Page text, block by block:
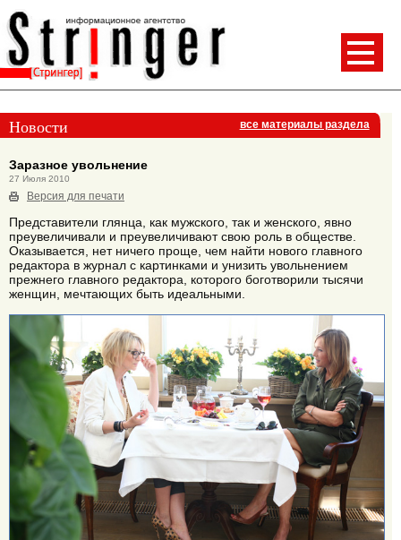
Новости все материалы раздела
Заразное увольнение
27 Июля 2010
Версия для печати
Представители глянца, как мужского, так и женского, явно
преувеличивали и преувеличивают свою роль в обществе.
Оказывается, нет ничего проще, чем найти нового главного
редактора в журнал с картинками и унизить увольнением
прежнего главного редактора, которого боготворили тысячи
женщин, мечтающих быть идеальными.